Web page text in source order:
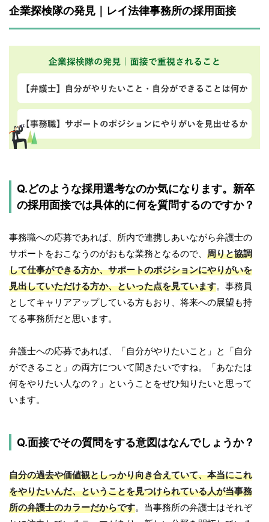
企業探検隊の発見｜レイ法律事務所の採用面接
Q.どのような採用選考なのか気になります。新卒
の採用面接では具体的に何を質問するのですか？
事務職への応募であれば、所内で連携しあいながら弁護士の
サポートをおこなうのがおもな業務となるので、 周りと協調
して仕事ができる方か、サポートのポジションにやりがいを
見出していただける方か、といった点を見ています。事務員
としてキャリアアップしている方もおり、将来への展望も持
てる事務所だと思います。
弁護士への応募であれば、「自分がやりたいこと」と「自分
ができること」の両方について聞きたいですね。「あなたは
何をやりたい人なの？」ということをぜひ知りたいと思って
います。
Q.面接でその質問をする意図はなんでしょうか？
自分の過去や価値観としっかり向き合えていて、本当にこれ
をやりたいんだ、ということを見つけられている人が当事務
所の弁護士のカラーだからです。当事務所の弁護士はそれぞ